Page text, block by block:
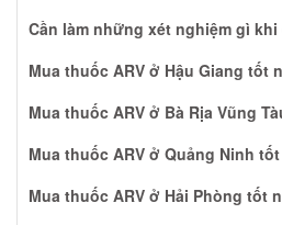
Cần làm những xét nghiệm gì khi
Mua thuốc ARV ở Hậu Giang tốt
Mua thuốc ARV ở Bà Rịa Vũng
Mua thuốc ARV ở Quảng Ninh
Mua thuốc ARV ở Hải Phòng tốt